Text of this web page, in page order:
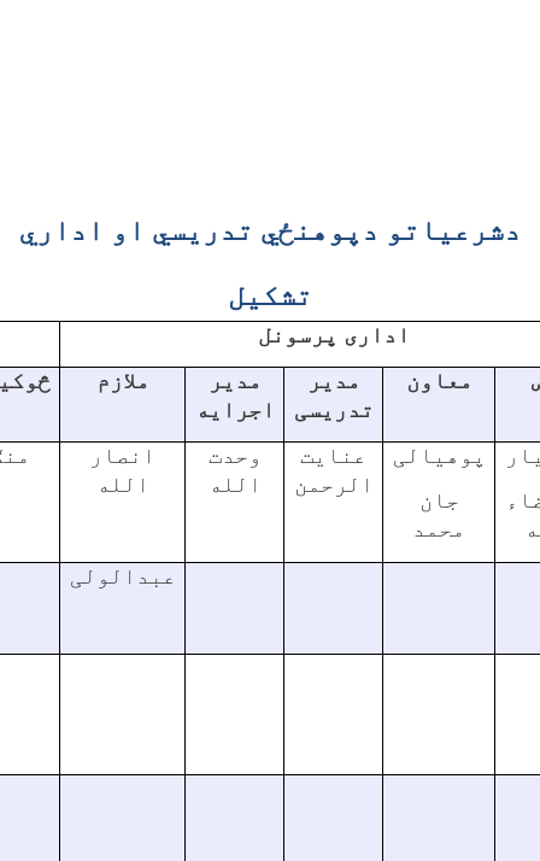
دشرعیاتو دپوهنځي تدریسي او اداري
تشکیل
اداری پرسونل
ملازم
مدیر
اجرایه
مدیر
تدریسی
معاون
انصار
الله
وحدت
الله
عنایت
الرحمن
پوهیالی
جان
محمد
عبدالولی